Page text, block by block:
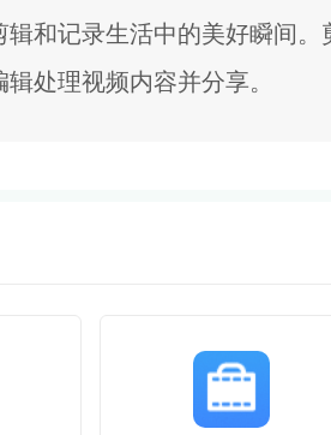
辑和记录生活中的美好瞬间
辑处理视频内容并分享。